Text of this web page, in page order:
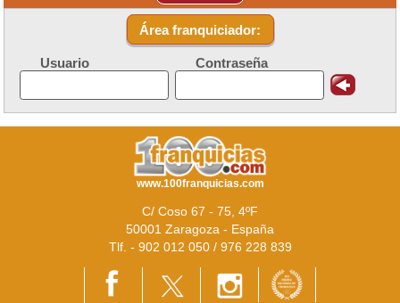
Área franquiciador:
Usuario Contraseña
www.100franquicias.com
C/ Coso 67 - 75, 4ºF
50001 Zaragoza - España
Tlf. - 902 012 050 / 976 228 839